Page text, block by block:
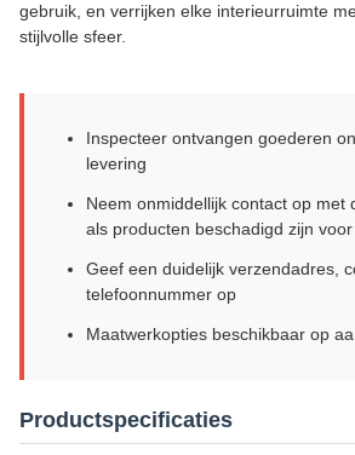
gebruik, en verrijken elke interieurruimte
stijlvolle sfeer.
Inspecteer ontvangen goederen
levering
Neem onmiddellijk contact op met
als producten beschadigd zijn
Geef een duidelijk verzendadres,
telefoonnummer op
Maatwerkopties beschikbaar op
Productspecificaties